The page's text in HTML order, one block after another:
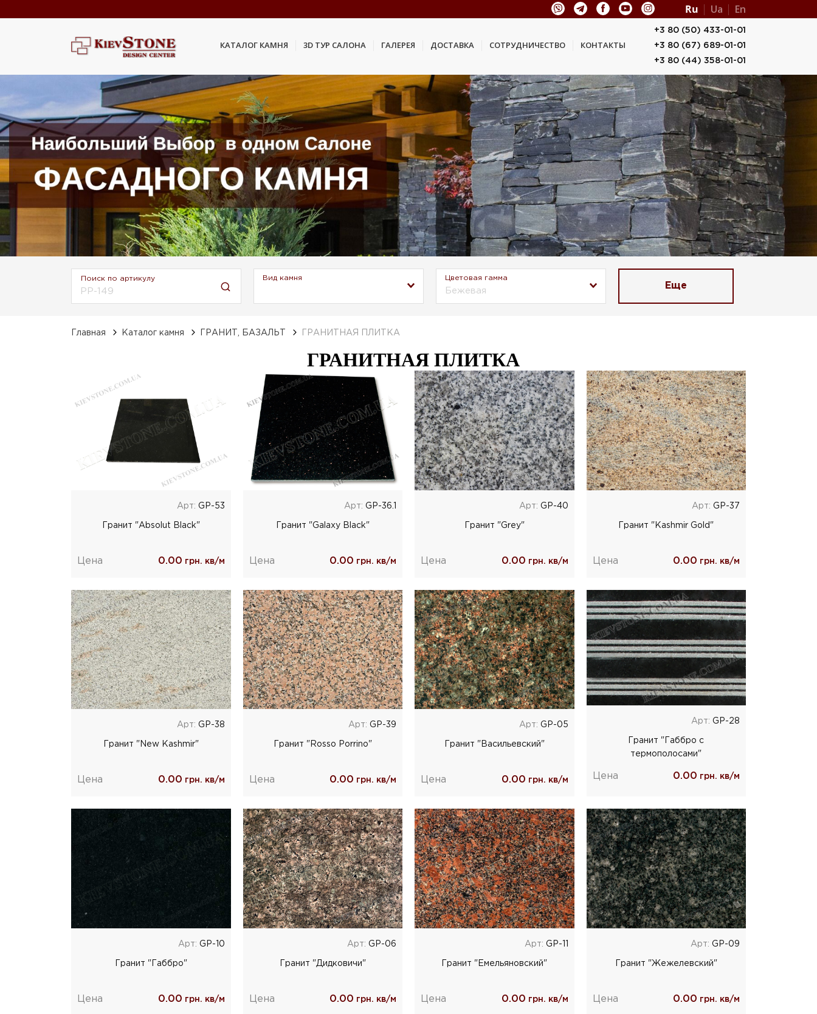
Ru Ua En
КАТАЛОГ КАМНЯ 3D ТУР САЛОНА ГАЛЕРЕЯ ДОСТАВКА СОТРУДНИЧЕСТВО КОНТАКТЫ
+3 80 (50) 433-01-01
+3 80 (67) 689-01-01
+3 80 (44) 358-01-01
Поиск по артикулу Вид камня Цветовая гамма
Бежевая Еще
Главная Каталог камня ГРАНИТ, БАЗАЛЬТ ГРАНИТНАЯ ПЛИТКА
ГРАНИТНАЯ ПЛИТКА
Арт: GP-53
Гранит "Absolut Black"
Цена 0.00 грн. кв/м
Арт: GP-36.1
Гранит "Galaxy Black"
Цена 0.00 грн. кв/м
Арт: GP-40
Гранит "Grey"
Цена 0.00 грн. кв/м
Арт: GP-37
Гранит "Kashmir Gold"
Цена 0.00 грн. кв/м
Арт: GP-38
Гранит "New Kashmir"
Цена 0.00 грн. кв/м
Арт: GP-39
Гранит "Rosso Porrino"
Цена 0.00 грн. кв/м
Арт: GP-05
Гранит "Васильевский"
Цена 0.00 грн. кв/м
Арт: GP-28
Гранит "Габбро с
термополосами"
Цена 0.00 грн. кв/м
Арт: GP-10
Гранит "Габбро"
Цена 0.00 грн. кв/м
Арт: GP-06
Гранит "Дидковичи"
Цена 0.00 грн. кв/м
Арт: GP-11
Гранит "Емельяновский"
Цена 0.00 грн. кв/м
Арт: GP-09
Гранит "Жежелевский"
Цена 0.00 грн. кв/м